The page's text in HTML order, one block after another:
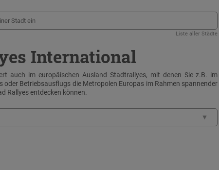
Liste aller Städte
International
auch im europäischen Ausland Stadtrallyes, mit denen Sie z.B. im
oder Betriebsausflugs die Metropolen Europas im Rahmen spannender
Rallyes entdecken können.